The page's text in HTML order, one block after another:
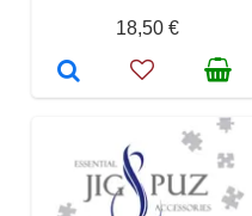
18,50 €